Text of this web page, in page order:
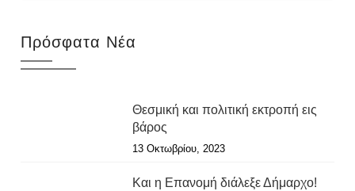
Πρόσφατα Νέα
Θεσμική και πολιτική εκτροπή εις
βάρος
13 Οκτωβρίου, 2023
Και η Επανομή διάλεξε Δήμαρχο!